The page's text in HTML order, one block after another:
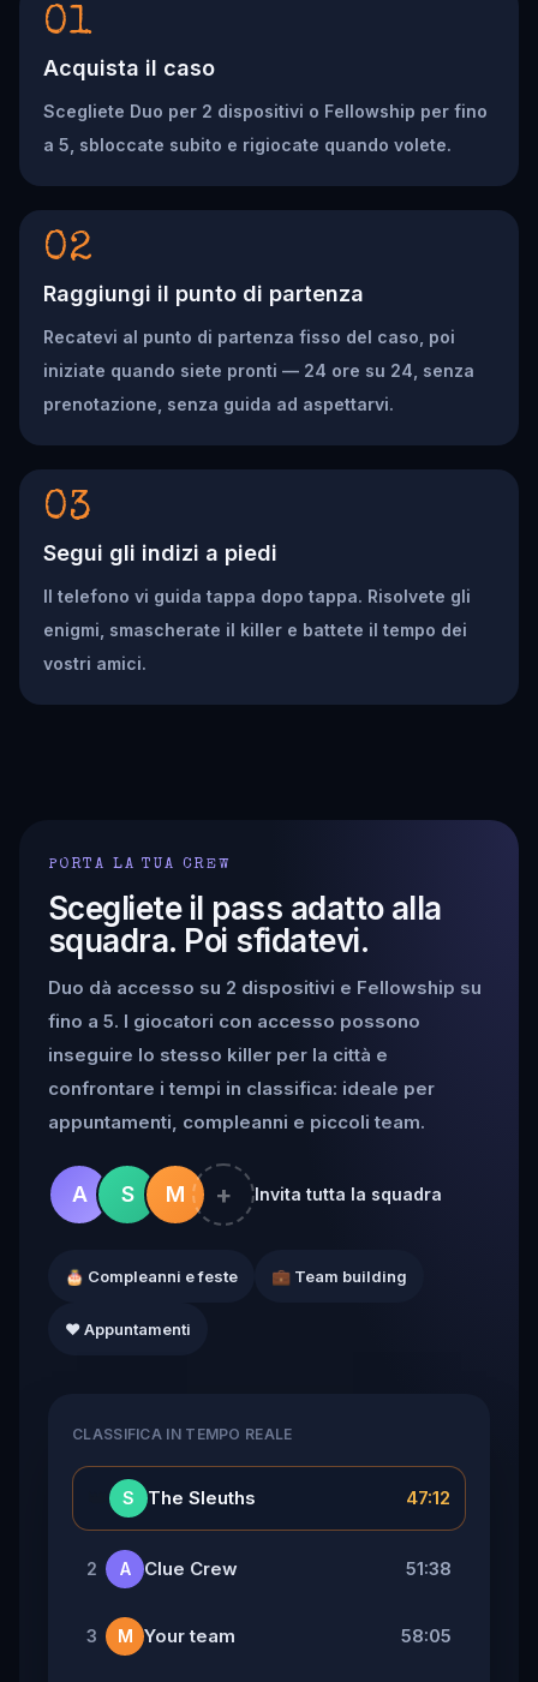
01
Acquista il caso
Scegliete Duo per 2 dispositivi o Fellowship per fino
a 5, sbloccate subito e rigiocate quando volete.
02
Raggiungi il punto di partenza
Recatevi al punto di partenza fisso del caso, poi
iniziate quando siete pronti — 24 ore su 24, senza
prenotazione, senza guida ad aspettarvi.
03
Segui gli indizi a piedi
Il telefono vi guida tappa dopo tappa. Risolvete gli
enigmi, smascherate il killer e battete il tempo dei
vostri amici.
PORTA LA TUA CREW
Scegliete il pass adatto alla
squadra. Poi sfidatevi.
Duo dà accesso su 2 dispositivi e Fellowship su
fino a 5. I giocatori con accesso possono
inseguire lo stesso killer per la città e
confrontare i tempi in classifica: ideale per
appuntamenti, compleanni e piccoli team.
A S M + Invita tutta la squadra
🎂 Compleanni e feste 💼 Team building
❤️ Appuntamenti
CLASSIFICA IN TEMPO REALE
S The Sleuths 47:12
2 A Clue Crew 51:38
3 M Your team 58:05